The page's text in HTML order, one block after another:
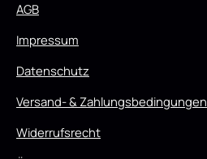
AGB
Impressum
Datenschutz
Versand- & Zahlungsbedingungen
Widerrufsrecht